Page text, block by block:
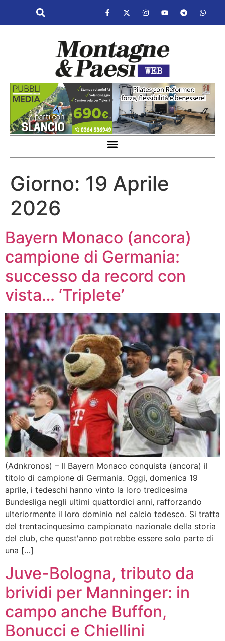
Giorno: 19 Aprile
2026
Bayern Monaco (ancora)
campione di Germania:
successo da record con
vista… ‘Triplete’
(Adnkronos) – Il Bayern Monaco conquista (ancora) il
titolo di campione di Germania. Oggi, domenica 19
aprile, i tedeschi hanno vinto la loro tredicesima
Bundesliga negli ultimi quattordici anni, rafforzando
ulteriormente il loro dominio nel calcio tedesco. Si tratta
del trentacinquesimo campionato nazionale della storia
del club, che quest'anno potrebbe essere solo parte di
una […]
Juve-Bologna, tributo da
brividi per Manninger: in
campo anche Buffon,
Bonucci e Chiellini